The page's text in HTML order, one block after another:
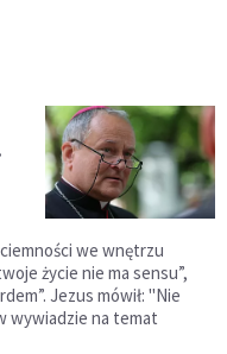
we wnętrzu
życie nie ma sensu”,
Jezus mówił: "Nie
wywiadzie na temat